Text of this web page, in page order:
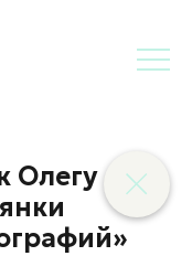
Олегу